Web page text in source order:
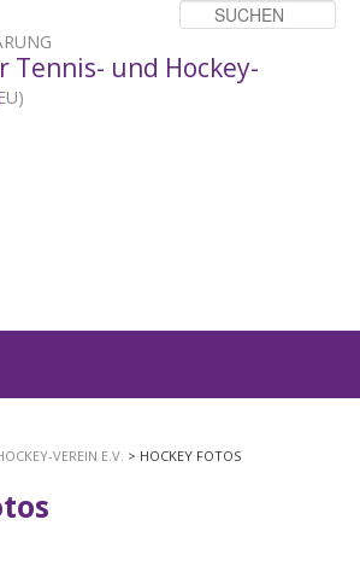
Tennis- und Hockey-
1 2 3
VEREIN E.V. > HOCKEY FOTOS